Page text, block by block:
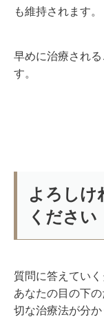
も維持されます。
早めに治療され
す。
よろしけ
ください
質問に答えていく
あなたの目の下
切な治療法が分か